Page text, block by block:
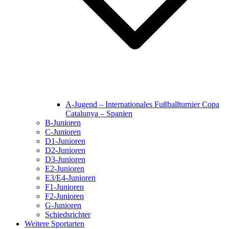
A-Jugend – Internationales Fußballturnier Copa
Catalunya – Spanien
B-Junioren
C-Junioren
D1-Junioren
D2-Junioren
D3-Junioren
E2-Junioren
E3/E4-Junioren
F1-Junioren
F2-Junioren
G-Junioren
Schiedsrichter
Weitere Sportarten